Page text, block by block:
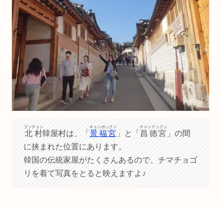
北村
プッチョン
韓屋村は、「 景福宮
キョンボックン
」と「 昌徳宮
チャンドックン
」の間
に挟まれた位置にあります。
韓国の伝統家屋がたくさんあるので、チマチョゴ
リを着て写真をとると映えますよ♪